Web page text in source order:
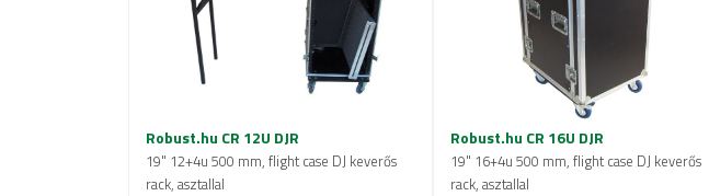
Robust.hu CR 12U DJR
19" 12+4u 500 mm, flight case DJ keverős
rack, asztallal
Robust.hu CR 16U DJR
19" 16+4u 500 mm, flight case DJ keverős
rack, asztallal